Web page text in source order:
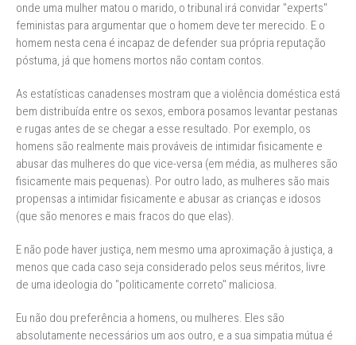
onde uma mulher matou o marido, o tribunal irá convidar "experts"
feministas para argumentar que o homem deve ter merecido. E o
homem nesta cena é incapaz de defender sua própria reputação
póstuma, já que homens mortos não contam contos.
As estatísticas canadenses mostram que a violência doméstica está
bem distribuída entre os sexos, embora posamos levantar pestanas
e rugas antes de se chegar a esse resultado. Por exemplo, os
homens são realmente mais prováveis de intimidar fisicamente e
abusar das mulheres do que vice-versa (em média, as mulheres são
fisicamente mais pequenas). Por outro lado, as mulheres são mais
propensas a intimidar fisicamente e abusar as crianças e idosos
(que são menores e mais fracos do que elas).
E não pode haver justiça, nem mesmo uma aproximação à justiça, a
menos que cada caso seja considerado pelos seus méritos, livre
de uma ideologia do "politicamente correto" maliciosa.
Eu não dou preferência a homens, ou mulheres. Eles são
absolutamente necessários um aos outro, e a sua simpatia mútua é